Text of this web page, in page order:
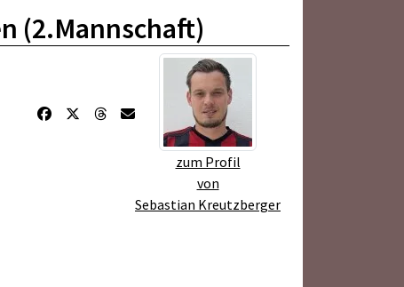
(2.Mannschaft)
zum Profil
von
Sebastian Kreutzberger